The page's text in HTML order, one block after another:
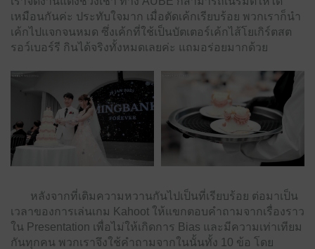
เหมือนกันค่ะ ประทับใจมาก เมื่อตัดเค้กเรียบร้อย พวกเราก็นำ
เค้กไปแจกจนหมด ซึ่งเค้กที่ใช้เป็นบัตเตอร์เค้กไส้โยเกิร์ตสต
รอว์เบอร์รี กินได้จริงทั้งหมดเลยค่ะ แถมอร่อยมากด้วย
หลังจากที่เติมความหวานกันไปเป็นที่เรียบร้อย ต่อมาเป็น
เวลาของการเล่นเกม Kahoot ให้แขกตอบคำถามจากเรื่องราว
ใน Presentation เพื่อไม่ให้เกิดการ Bias และมีความเท่าเทียม
กันทุกคน พวกเราจึงใช้คำถามจากในนั้นทั้ง 10 ข้อ โดย